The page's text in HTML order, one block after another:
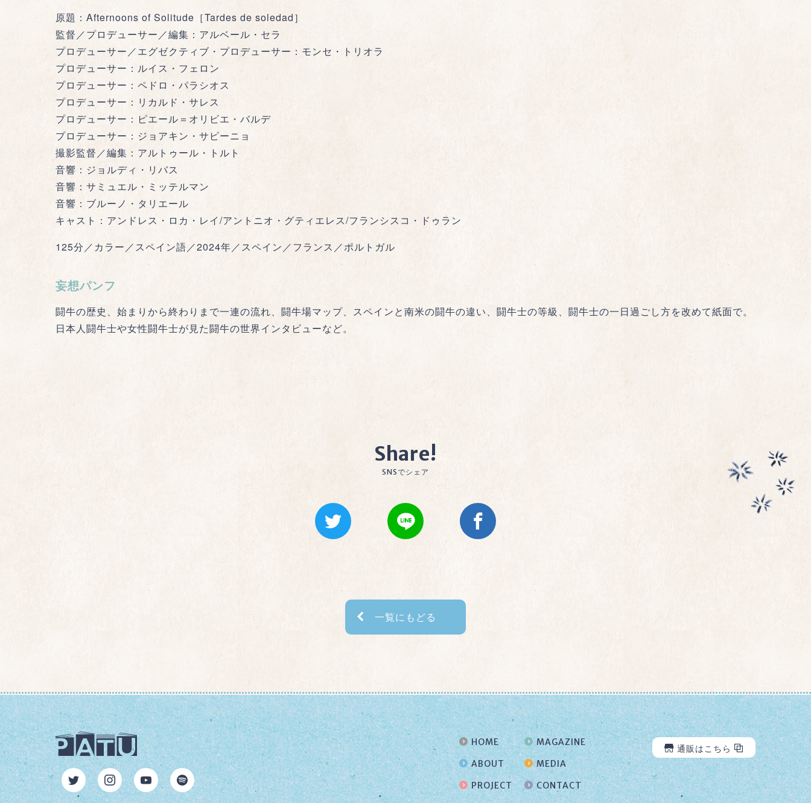
原題：Afternoons of Solitude［Tardes de soledad］
監督／プロデューサー／編集：アルベール・セラ
プロデューサー／エグゼクティブ・プロデューサー：モンセ・トリオラ
プロデューサー：ルイス・フェロン
プロデューサー：ペドロ・パラシオス
プロデューサー：リカルド・サレス
プロデューサー：ピエール＝オリビエ・バルデ
プロデューサー：ジョアキン・サピーニョ
撮影監督／編集：アルトゥール・トルト
音響：ジョルディ・リバス
音響：サミュエル・ミッテルマン
音響：ブルーノ・タリエール
キャスト：アンドレス・ロカ・レイ/アントニオ・グティエレス/フランシスコ・ドゥラン
125分／カラー／スペイン語／2024年／スペイン／フランス／ポルトガル
妄想パンフ
闘牛の歴史、始まりから終わりまで一連の流れ、闘牛場マップ、スペインと南米の闘牛の違い、闘牛士の等級、闘牛士の一日過ごし方を改めて紙面で。
日本人闘牛士や女性闘牛士が見た闘牛の世界インタビューなど。
Share!
SNSでシェア
一覧にもどる
HOME
ABOUT
PROJECT
MAGAZINE
MEDIA
CONTACT
通販はこちら